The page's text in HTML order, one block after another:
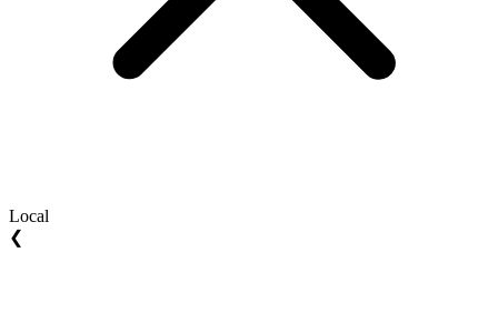
Local
❮